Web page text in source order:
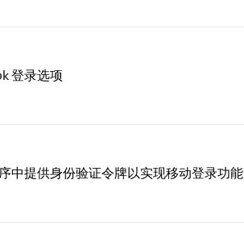
登录选项
中提供身份验证令牌以实现移动登录功能